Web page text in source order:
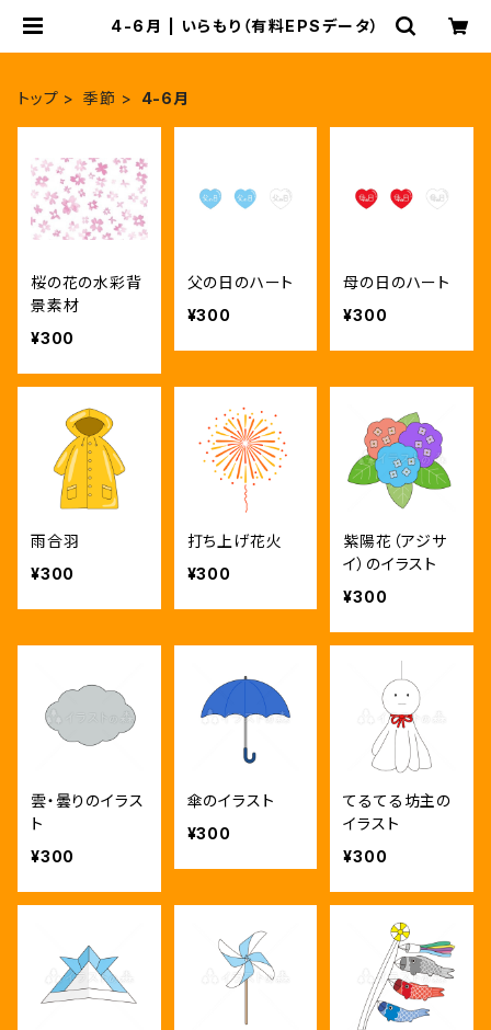
4-6月 | いらもり（有料EPSデータ）
トップ 季節 4-6月
桜の花の水彩背
景素材
¥300
父の日のハート
¥300
母の日のハート
¥300
雨合羽
¥300
打ち上げ花火
¥300
紫陽花（アジサ
イ）のイラスト
¥300
雲・曇りのイラス
ト
¥300
傘のイラスト
¥300
てるてる坊主の
イラスト
¥300